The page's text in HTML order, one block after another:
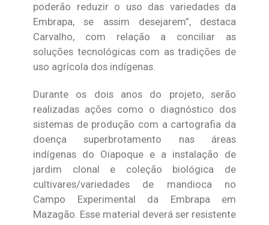
poderão reduzir o uso das variedades da
Embrapa, se assim desejarem”, destaca
Carvalho, com relação a conciliar as
soluções tecnológicas com as tradições de
uso agrícola dos indígenas.
Durante os dois anos do projeto, serão
realizadas ações como o diagnóstico dos
sistemas de produção com a cartografia da
doença superbrotamento nas áreas
indígenas do Oiapoque e a instalação de
jardim clonal e coleção biológica de
cultivares/variedades de mandioca no
Campo Experimental da Embrapa em
Mazagão. Esse material deverá ser resistente